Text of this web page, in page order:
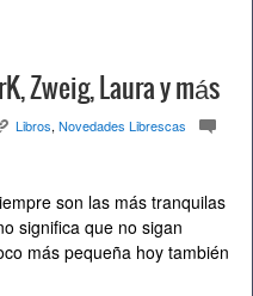
Zweig, Laura y más
Libros,Novedades Librescas c
son las más tranquilas
significa que no sigan
más pequeña hoy también